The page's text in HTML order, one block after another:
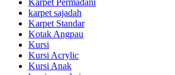
Karpet Permadani
karpet sajadah
Karpet Standar
Kotak Angpau
Kursi
Kursi Acrylic
Kursi Anak